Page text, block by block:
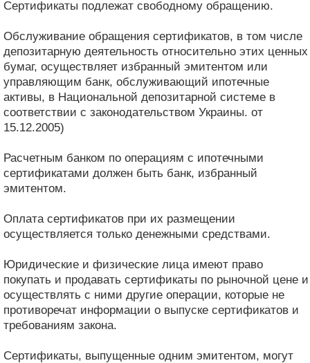
Сертификаты подлежат свободному обращению.
Обслуживание обращения сертификатов, в том числе
депозитарную деятельность относительно этих ценных
бумаг, осуществляет избранный эмитентом или
управляющим банк, обслуживающий ипотечные
активы, в Национальной депозитарной системе в
соответствии с законодательством Украины. от
15.12.2005)
Расчетным банком по операциям с ипотечными
сертификатами должен быть банк, избранный
эмитентом.
Оплата сертификатов при их размещении
осуществляется только денежными средствами.
Юридические и физические лица имеют право
покупать и продавать сертификаты по рыночной цене и
осуществлять с ними другие операции, которые не
противоречат информации о выпуске сертификатов и
требованиям закона.
Сертификаты, выпущенные одним эмитентом, могут